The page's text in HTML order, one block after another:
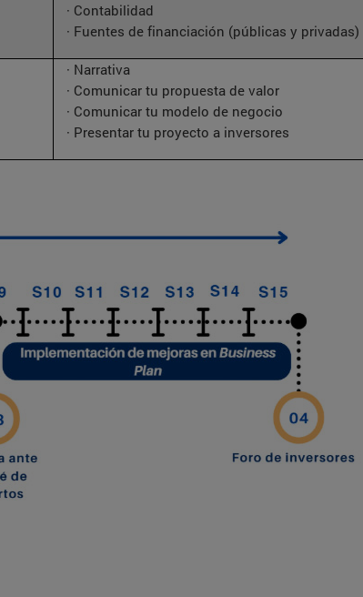
· Contabilidad
· Fuentes de financiación (públicas y privadas)
· Narrativa
· Comunicar tu propuesta de valor
· Comunicar tu modelo de negocio
· Presentar tu proyecto a inversores